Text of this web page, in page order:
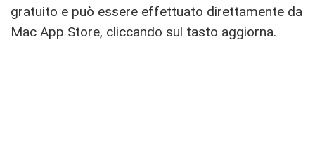
gratuito e può essere effettuato direttamente da
Mac App Store, cliccando sul tasto aggiorna.